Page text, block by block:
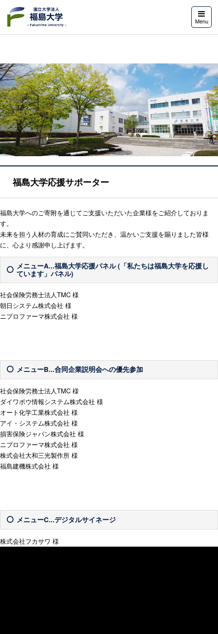
Menu
福島大学応援サポーター
福島大学へのご寄附を通じてご支援いただいた企業様をご紹介しておりま
す。
未来を担う人材の育成にご賛同いただき、温かいご支援を賜りました皆様
に、心より感謝申し上げます。
メニューA...福島大学応援パネル (「私たちは福島大学を応援し
ています」パネル)
社会保険労務士法人TMC 様
朝日システム株式会社 様
ニプロファーマ株式会社 様
メニューB...合同企業説明会への優先参加
社会保険労務士法人TMC 様
ダイワボウ情報システム株式会社 様
オート化学工業株式会社 様
アイ・システム株式会社 様
損害保険ジャパン株式会社 様
ニプロファーマ株式会社 様
株式会社大和三光製作所 様
福島建機株式会社 様
メニューC...デジタルサイネージ
株式会社フカサワ 様